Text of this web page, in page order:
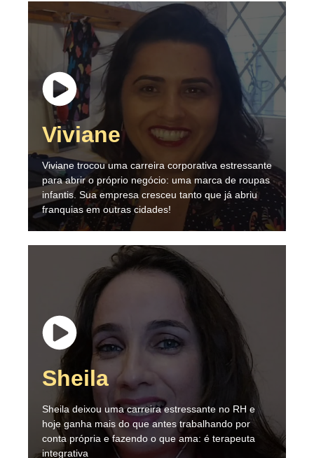
Viviane
Viviane trocou uma carreira corporativa estressante
para abrir o próprio negócio: uma marca de roupas
infantis. Sua empresa cresceu tanto que já abriu
franquias em outras cidades!
Sheila
Sheila deixou uma carreira estressante no RH e
hoje ganha mais do que antes trabalhando por
conta própria e fazendo o que ama: é terapeuta
integrativa